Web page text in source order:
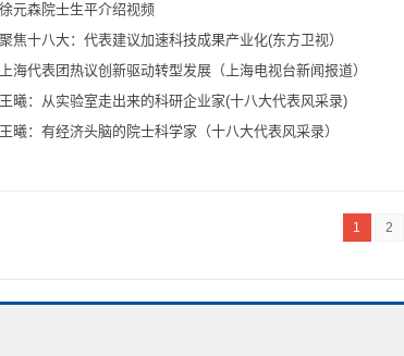
徐元森院士生平介绍视频
聚焦十八大：代表建议加速科技成果产业化(东方卫视）
上海代表团热议创新驱动转型发展（上海电视台新闻报道）
王曦：从实验室走出来的科研企业家(十八大代表风采录)
王曦：有经济头脑的院士科学家（十八大代表风采录）
1 2